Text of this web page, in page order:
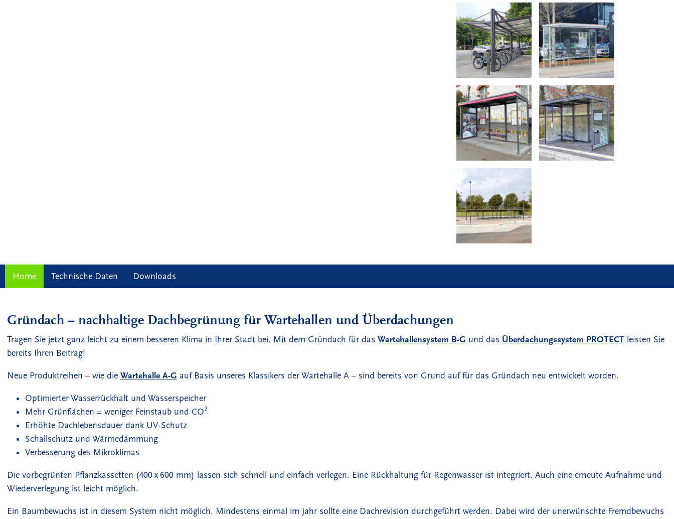
Home Technische Daten Downloads
Gründach – nachhaltige Dachbegrünung für Wartehallen und Überdachungen
Tragen Sie jetzt ganz leicht zu einem besseren Klima in Ihrer Stadt bei. Mit dem Gründach für das Wartehallensystem B-G und das Überdachungssystem PROTECTleisten Sie
bereits Ihren Beitrag!
Neue Produktreihen – wie die Wartehalle A-G auf Basis unseres Klassikers der Wartehalle A – sind bereits von Grund auf für das Gründach neu entwickelt worden.
Optimierter Wasserrückhalt und Wasserspeicher
Mehr Grünflächen = weniger Feinstaub und CO2
Erhöhte Dachlebensdauer dank UV-Schutz
Schallschutz und Wärmedämmung
Verbesserung des Mikroklimas
Die vorbegrünten Pflanzkassetten (400 x 600 mm) lassen sich schnell und einfach verlegen. Eine Rückhaltung für Regenwasser ist integriert. Auch eine erneute Aufnahme und
Wiederverlegung ist leicht möglich.
Ein Baumbewuchs ist in diesem System nicht möglich. Mindestens einmal im Jahr sollte eine Dachrevision durchgeführt werden. Dabei wird der unerwünschte Fremdbewuchs